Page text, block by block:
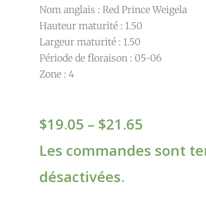
Nom anglais : Red Prince Weigela
Hauteur maturité : 1.50
Largeur maturité : 1.50
Période de floraison : 05-06
Zone : 4
$19.05 – $21.65
range:
Les commandes sont
désactivées.